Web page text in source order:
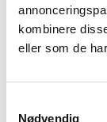
kombinere
eller som de
Nødvendig